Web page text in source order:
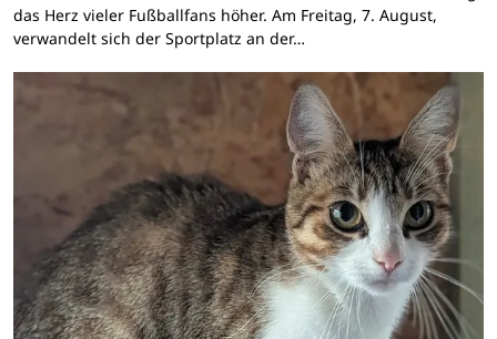
das Herz vieler Fußballfans höher. Am Freitag, 7. August,
verwandelt sich der Sportplatz an der…